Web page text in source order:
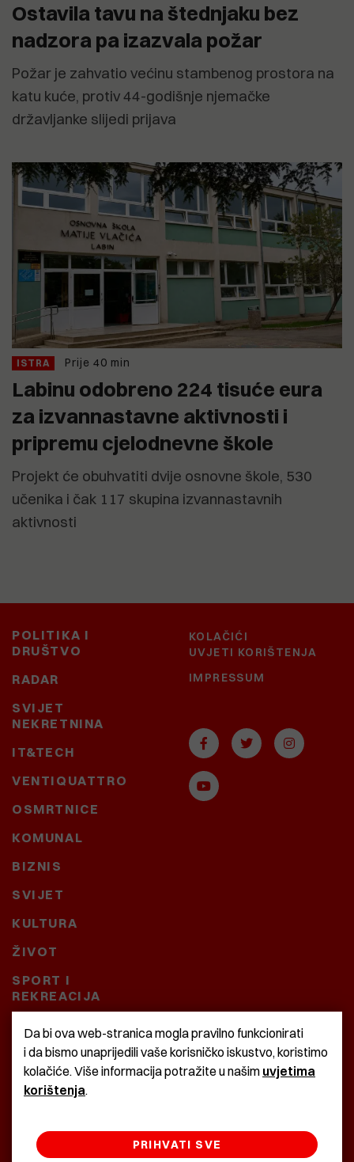
Ostavila tavu na štednjaku bez
nadzora pa izazvala požar
Požar je zahvatio većinu stambenog prostora na
katu kuće, protiv 44-godišnje njemačke
državljanke slijedi prijava
ISTRA Prije 40 min
Labinu odobreno 224 tisuće eura
za izvannastavne aktivnosti i
pripremu cjelodnevne škole
Projekt će obuhvatiti dvije osnovne škole, 530
učenika i čak 117 skupina izvannastavnih
aktivnosti
POLITIKA I
DRUŠTVO
RADAR
SVIJET
NEKRETNINA
IT&TECH
VENTIQUATTRO
OSMRTNICE
KOMUNAL
BIZNIS
SVIJET
KULTURA
ŽIVOT
SPORT I
REKREACIJA
CRNA KRONIKA
BAŠTARDINI I PRAVI
KRASNA ZEMLJA
KOLAČIĆI
UVJETI KORIŠTENJA
IMPRESSUM
Da bi ova web-stranica mogla pravilno funkcionirati
i da bismo unaprijedili vaše korisničko iskustvo, koristimo
kolačiće. Više informacija potražite u našim uvjetima
korištenja.
PRIHVATI SVE